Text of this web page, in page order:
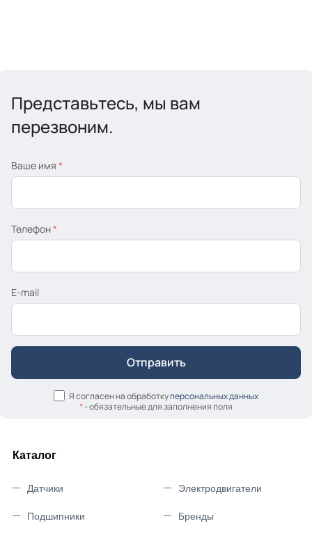
Представьтесь, мы вам
перезвоним.
Ваше имя *
Телефон*
E-mail
Я согласен на обработкуперсональных данных
*- обязательные для заполнения поля
Каталог
Датчики
Подшипники
Электродвигатели
Бренды